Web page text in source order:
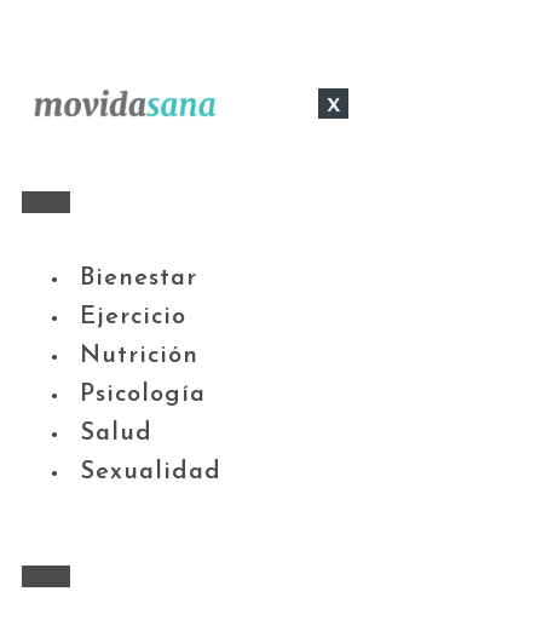
x
Bienestar
Ejercicio
Nutrición
Psicología
Salud
Sexualidad